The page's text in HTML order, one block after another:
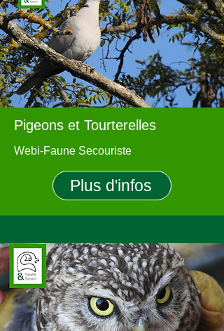
Pigeons et Tourterelles
Webi-Faune Secouriste
Plus d'infos